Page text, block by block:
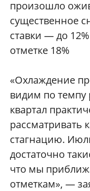
произошло
существенное
ставки — до
отметке 18%
«Охлаждение
видим по темпу
квартал
рассматривать
стагнацию.
достаточно
что мы
отметкам», —